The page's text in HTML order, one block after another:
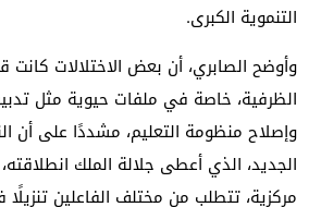
التنموية الكبرى.
وأوضح الصابري، أن بعض الاختلالات
الظرفية، خاصة في ملفات حيوية مثل تدبير
وإصلاح منظومة التعليم، مشددًا على أن
الجديد، الذي أعطى جلالة الملك
مركزية، تتطلب من مختلف الفاعلين تنزيلًا